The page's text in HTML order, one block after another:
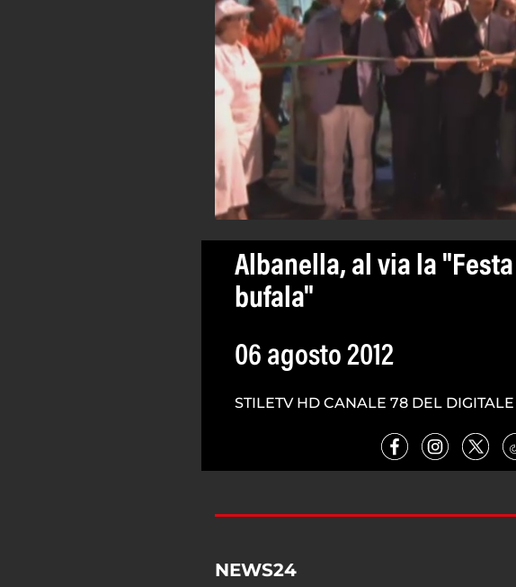
Albanella, al via la
bufala"
06 agosto 2012
STILETV HD CANALE 78 DEL DIGITALE
NEWS24